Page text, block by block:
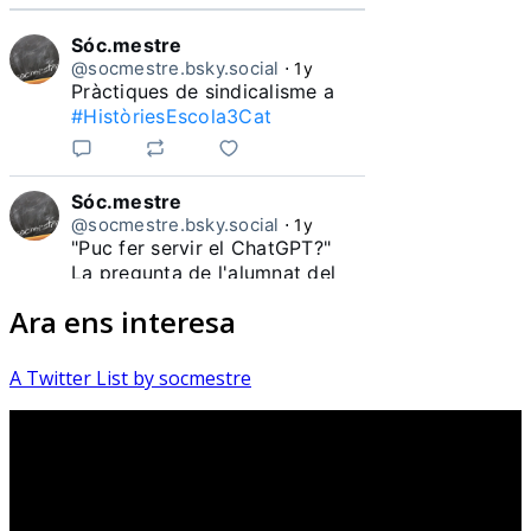
Sóc.mestre
@socmestre.bsky.social ⋅1y
#HistòriesEscola3Cat
Sóc.mestre
@socmestre.bsky.social ⋅1y
"Puc fer servir el ChatGPT?"
La pregunta de l'alumnat del
#HistòriesEscola3Cat
Sóc.mestre
Ara ens interesa
A Twitter List by socmestre